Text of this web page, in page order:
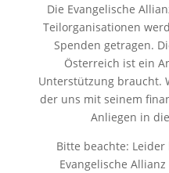
Die Evangelische
Teilorganisationen
Spenden getragen.
Österreich ist ein
Unterstützung braucht.
der uns mit seinem
Anliegen in
Bitte beachte:
Evangelische